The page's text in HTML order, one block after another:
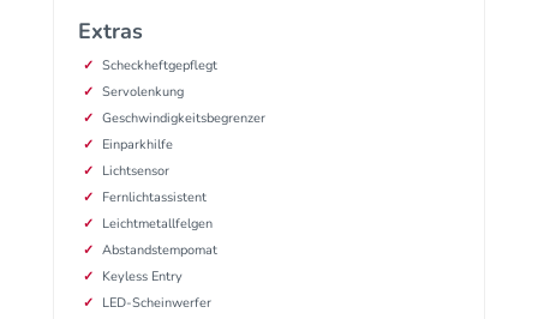
Extras
Scheckheftgepflegt
Servolenkung
Geschwindigkeitsbegrenzer
Einparkhilfe
Lichtsensor
Fernlichtassistent
Leichtmetallfelgen
Abstandstempomat
Keyless Entry
LED-Scheinwerfer